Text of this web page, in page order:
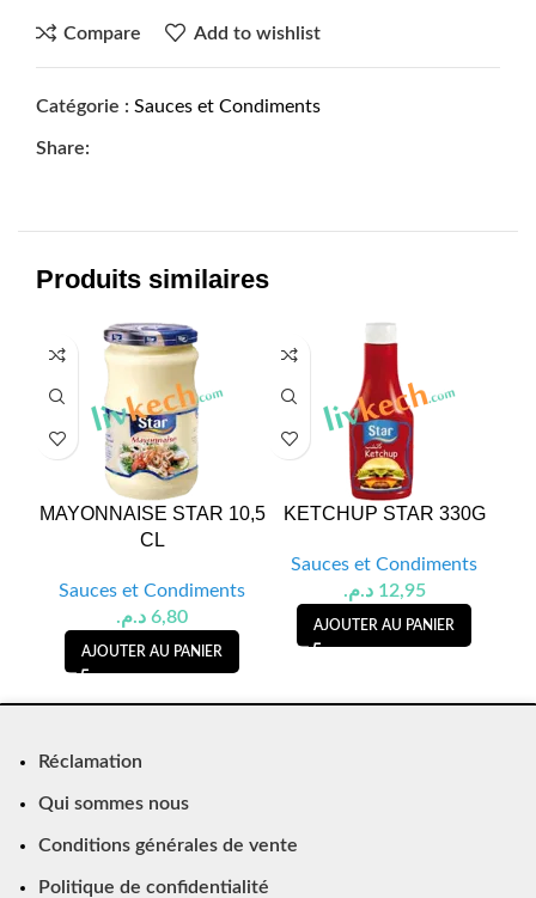
Compare Add to wishlist
Catégorie : Sauces et Condiments
Share:
Produits similaires
MAYONNAISE STAR 10,5
CL
Sauces et Condiments
6,80 د.م.
AJOUTER AU PANIER
KETCHUP STAR 330G
Sauces et Condiments
12,95 د.م.
AJOUTER AU PANIER
Réclamation
Qui sommes nous
Conditions générales de vente
Politique de confidentialité